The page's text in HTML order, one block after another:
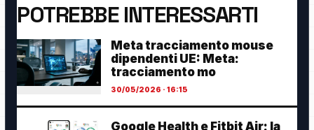
POTREBBE INTERESSARTI
Meta tracciamento mouse
dipendenti UE: Meta:
tracciamento mo
30/05/2026 · 16:15
Google Health e Fitbit Air: la